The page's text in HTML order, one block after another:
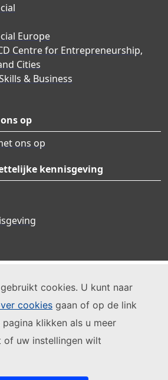
cookies. U kunt naar
cookies gaan of op de link
klikken als u meer
of uw instellingen wilt
Europe
Centre for Entrepreneurship,
Cities
& Business
op
ons op
kennisgeving